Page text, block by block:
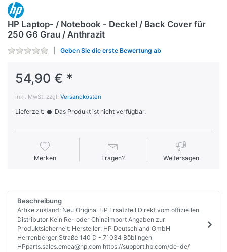
HP Laptop- / Notebook - Deckel / Back Cover für
250 G6 Grau / Anthrazit
Geben Sie die erste Bewertung ab
54,90 € *
inkl. MwSt. zzgl. Versandkosten
Lieferzeit: Das Produkt ist nicht verfügbar.
Merken Fragen? Weitersagen
Beschreibung
Artikelzustand: Neu Original HP Ersatzteil Direkt vom offiziellen
Distributor Kein Re- oder Chinaimport Angaben zur
Produktsicherheit: Hersteller: HP Deutschland GmbH
Herrenberger Straße 140 D - 71034 Böblingen
HPparts.sales.emea@hp.com https://support.hp.com/de-de/